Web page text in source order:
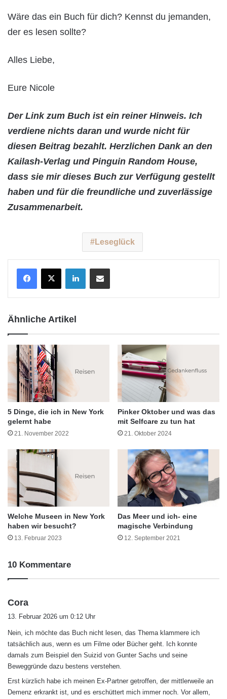
Wäre das ein Buch für dich? Kennst du jemanden,
der es lesen sollte?
Alles Liebe,
Eure Nicole
Der Link zum Buch ist ein reiner Hinweis. Ich
verdiene nichts daran und wurde nicht für
diesen Beitrag bezahlt. Herzlichen Dank an den
Kailash-Verlag und Pinguin Random House,
dass sie mir dieses Buch zur Verfügung gestellt
haben und für die freundliche und zuverlässige
Zusammenarbeit.
Leseglück
LinkedInTeile per E-Mail
Ähnliche Artikel
5 Dinge, die ich in New York
gelernt habe
21. November 2022
Pinker Oktober und was das
mit Selfcare zu tun hat
21. Oktober 2024
Welche Museen in New York
haben wir besucht?
13. Februar 2023
Das Meer und ich- eine
magische Verbindung
12. September 2021
10 Kommentare
Cora
t
:
13. Februar 2026 um 0:12 Uhr
Nein, ich möchte das Buch nicht lesen, das Thema klammere ich
tatsächlich aus, wenn es um Filme oder Bücher geht. Ich konnte
damals zum Beispiel den Suizid von Gunter Sachs und seine
Beweggründe dazu bestens verstehen.
Erst kürzlich habe ich meinen Ex-Partner getroffen, der mittlerweile an
Demenz erkrankt ist, und es erschüttert mich immer noch. Vor allem,